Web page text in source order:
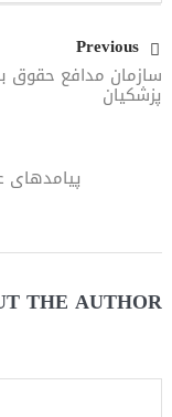
تبدیل شد؟
ترامپ: پیروزی
جمهوری‌خواهان است
Previous
سازمان مدافع حقوق
پزشکیان
پیامدهای
THE AUTHOR